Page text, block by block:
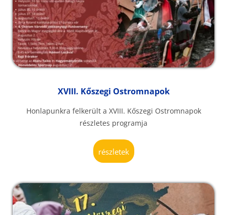
XVIII. Kőszegi Ostromnapok
Honlapunkra felkerült a XVIII. Kőszegi Ostromnapok
részletes programja
részletek